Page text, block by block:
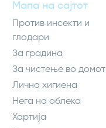
Мапа на сајтот
Против инсекти и
глодари
За градина
За чистење во домот
Лична хигиена
Нега на облека
Хартија